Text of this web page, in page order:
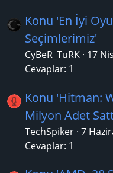
Konu 'En İyi
Seçimlerimiz'
CyBeR_TuRK 17
Cevaplar: 1
Konu 'Hitman:
Milyon Adet
TechSpiker 7
Cevaplar: 1